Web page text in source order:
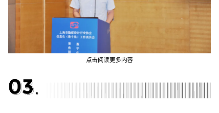
点击阅读更多内容